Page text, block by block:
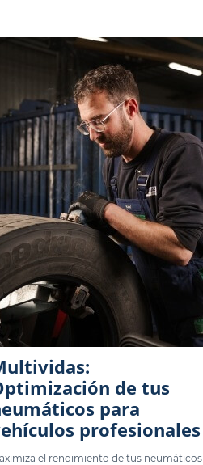
de tus
para
profesionales
el rendimiento de tus neumáticos